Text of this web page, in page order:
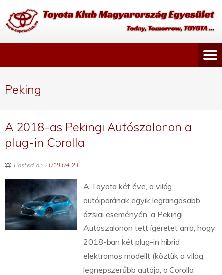
Peking
A 2018-as Pekingi Autószalonon a
plug-in Corolla
Posted on 2018.04.21
A Toyota két éve, a világ
autóiparának egyik legrangosabb
ázsiai eseményén, a Pekingi
Autószalonon tett ígéretet arra, hogy
2018-ban két plug-in hibrid
elektromos modellt (köztük a világ
legnépszerűbb autója, a Corolla